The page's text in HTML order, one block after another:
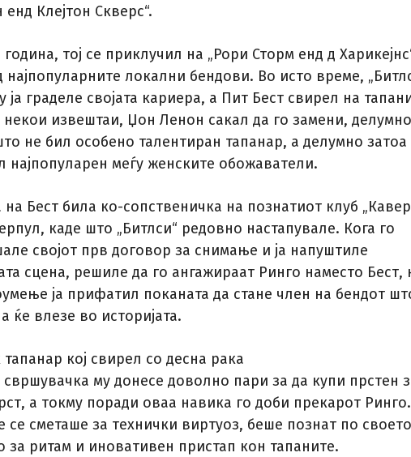
енд Клејтон Скверс“.
година, тој се приклучил на „Рори Сторм енд д
најпопуларните локални бендови. Во исто време,
ја граделе својата кариера, а Пит Бест свирел на
некои извештаи, Џон Ленон сакал да го замени, делумно
не бил особено талентиран тапанар, а делумно затоа
најпопуларен меѓу женските обожаватели.
на Бест била ко-сопственичка на познатиот клуб
каде што „Битлси“ редовно настапувале. Кога го
својот прв договор за снимање и ја напуштиле
сцена, решиле да го ангажираат Ринго наместо Бест,
ја прифатил поканата да стане член на бендот
ќе влезе во историјата.
кој свирел со десна рака
свршувачка му донесе доволно пари за да купи прстен
а токму поради оваа навика го доби прекарот Ринго.
се сметаше за технички виртуоз, беше познат по своето
за ритам и иновативен пристап кон тапаните.